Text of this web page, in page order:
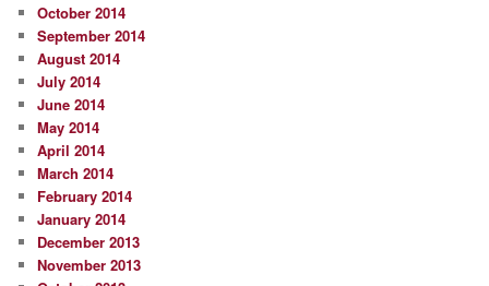
October 2014
September 2014
August 2014
July 2014
June 2014
May 2014
April 2014
March 2014
February 2014
January 2014
December 2013
November 2013